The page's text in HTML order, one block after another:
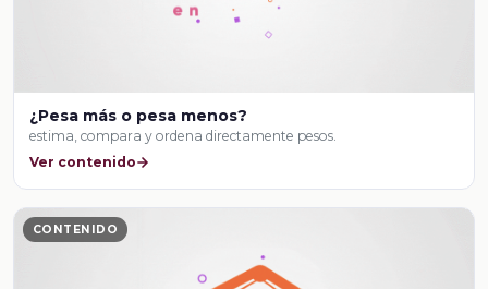
¿Pesa más o pesa menos?
estima, compara y ordena directamente pesos.
Ver contenido
CONTENIDO